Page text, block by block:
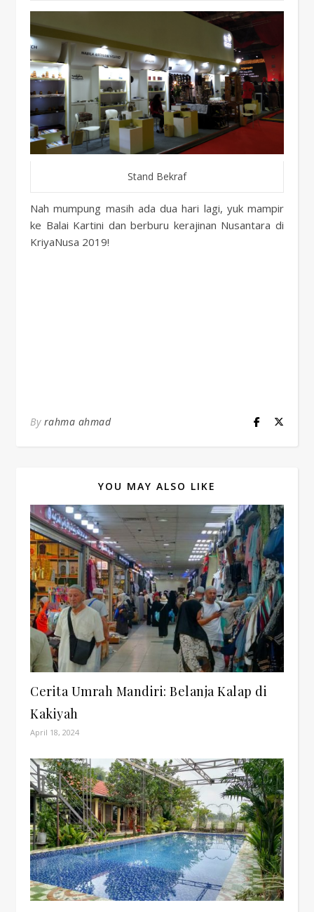
Stand Bekraf
Nah mumpung masih ada dua hari lagi, yuk mampir
ke Balai Kartini dan berburu kerajinan Nusantara di
KriyaNusa 2019!
By rahma ahmad
YOU MAY ALSO LIKE
Cerita Umrah Mandiri: Belanja Kalap di
Kakiyah
April 18, 2024